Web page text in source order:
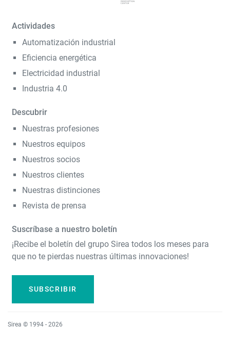
Actividades
Automatización industrial
Eficiencia energética
Electricidad industrial
Industria 4.0
Descubrir
Nuestras profesiones
Nuestros equipos
Nuestros socios
Nuestros clientes
Nuestras distinciones
Revista de prensa
Suscríbase a nuestro boletín
¡Recibe el boletín del grupo Sirea todos los meses para
que no te pierdas nuestras últimas innovaciones!
SUBSCRIBIR
Sirea © 1994 - 2026